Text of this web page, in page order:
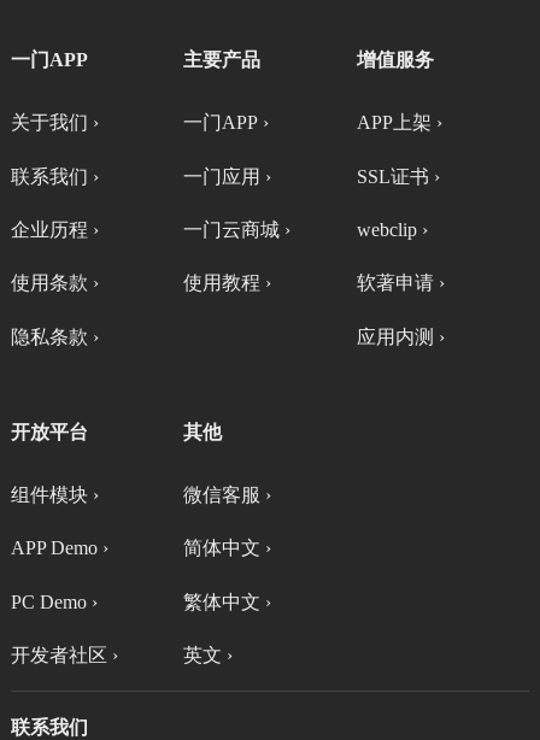
一门APP
关于我们 ›
联系我们 ›
企业历程 ›
使用条款 ›
隐私条款 ›
主要产品
一门APP ›
一门应用 ›
一门云商城 ›
使用教程 ›
增值服务
APP上架 ›
SSL证书 ›
webclip ›
软著申请 ›
应用内测 ›
开放平台
组件模块 ›
APP Demo ›
PC Demo ›
开发者社区 ›
其他
微信客服 ›
简体中文 ›
繁体中文 ›
英文 ›
联系我们